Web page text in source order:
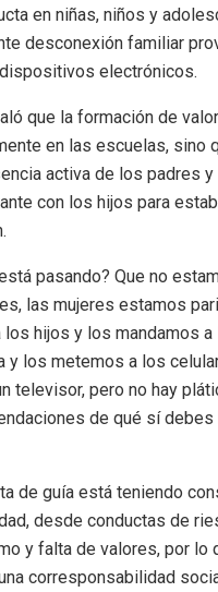
en niñas, niños y
desconexión familiar
electrónicos.
que la formación de
en las escuelas, sino
activa de los padres y
con los hijos para
pasando? Que no
las mujeres estamos
hijos y los mandamos a
y los metemos a los
televisor, pero no hay
de qué sí debes
de guía está teniendo
desde conductas de
y falta de valores, por lo
corresponsabilidad